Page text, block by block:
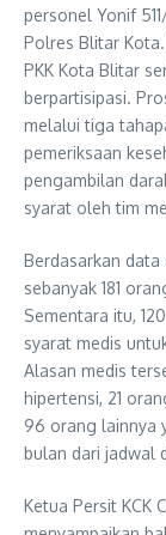
personel Yonif
Polres Blitar
PKK Kota Blitar
berpartisipasi.
melalui tiga
pemeriksaan
pengambilan
syarat oleh tim
Berdasarkan
sebanyak 181
Sementara itu,
syarat medis
Alasan medis
hipertensi, 21
96 orang lainnya
bulan dari jadwal
Ketua Persit KCK